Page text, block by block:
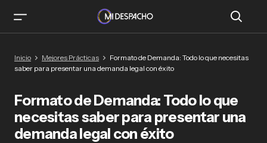
saber para presentar una demanda legal con
éxito
Inicio Mejores Prácticas
Formato de Demanda: Todo lo que necesitas
saber para presentar una demanda legal con éxito
Formato de Demanda: Todo lo que
necesitas saber para presentar una
demanda legal con éxito